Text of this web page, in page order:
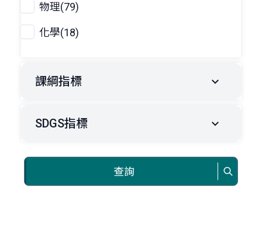
物理(79)
化學(18)
課綱指標
SDGS指標
查詢